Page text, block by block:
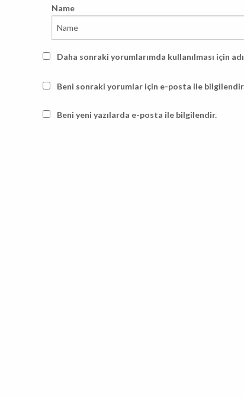
Name
Daha sonraki yorumlarımda kullanılması için
Beni sonraki yorumlar için e-posta ile
Beni yeni yazılarda e-posta ile bilgilendir.